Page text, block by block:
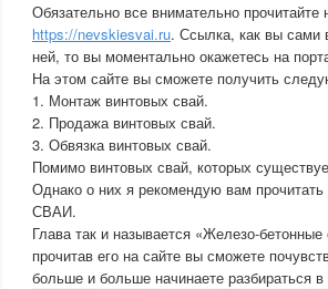
Обязательно все внимательно
https://nevskiesvai.ru. Ссылка, как вы сами
ней, то вы моментально окажетесь на
На этом сайте вы сможете получить
1. Монтаж винтовых свай.
2. Продажа винтовых свай.
3. Обвязка винтовых свай.
Помимо винтовых свай, которых
Однако о них я рекомендую вам
СВАИ.
Глава так и называется «Железо-
прочитав его на сайте вы сможете
больше и больше начинаете разбираться